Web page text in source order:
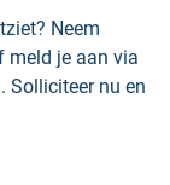
Neem
meld je aan via
Solliciteer nu en